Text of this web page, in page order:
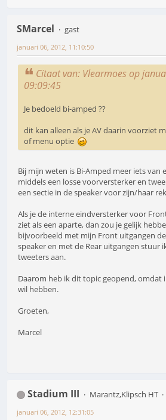
SMarcel
gast
januari 06, 2012, 11:10:50
Citaat van: Vlearmoes op
09:09:45
Je bedoeld bi-amped ??
dit kan alleen als je AV daarin voorziet
of menu optie
Bij mijn weten is Bi-Amped meer iets van
middels een losse voorversterker en
een sectie in de speaker voor zijn/haar
Als je de interne eindversterker voor
ziet als een aparte, dan zou je gelijk
bijvoorbeeld met mijn Front uitgangen
speaker en met de Rear uitgangen stuur
tweeters aan.
Daarom heb ik dit topic geopend, omdat
wil hebben.
Groeten,
Marcel
Stadium III Marantz,Klipsch HT
januari 06, 2012, 12:31:05